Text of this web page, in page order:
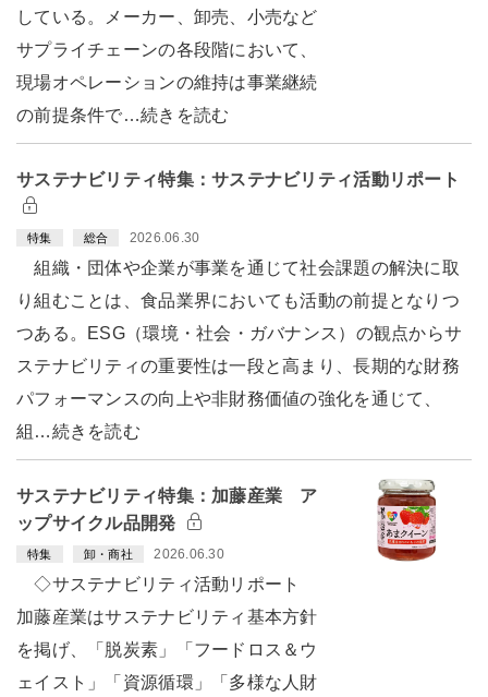
している。メーカー、卸売、小売など
サプライチェーンの各段階において、
現場オペレーションの維持は事業継続
の前提条件で…続きを読む
サステナビリティ特集：サステナビリティ活動リポート
特集 総合 2026.06.30
組織・団体や企業が事業を通じて社会課題の解決に取
り組むことは、食品業界においても活動の前提となりつ
つある。ESG（環境・社会・ガバナンス）の観点からサ
ステナビリティの重要性は一段と高まり、長期的な財務
パフォーマンスの向上や非財務価値の強化を通じて、
組…続きを読む
サステナビリティ特集：加藤産業 ア
ップサイクル品開発
特集 卸・商社 2026.06.30
◇サステナビリティ活動リポート
加藤産業はサステナビリティ基本方針
を掲げ、「脱炭素」「フードロス＆ウ
ェイスト」「資源循環」「多様な人財